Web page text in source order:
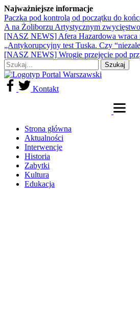
Najważniejsze informacje
Paczka pod kontrolą od początku do
A na Żoliborzu Artystycznym
[NASZ NEWS] Afera Hazardowa wraca
„Antykorupcyjny test Tuska. Czy
[NASZ NEWS] Wrogie przejęcie pod
Kontakt
Strona główna
Aktualności
Interwencje
Historia
Zabytki
Kultura
Edukacja